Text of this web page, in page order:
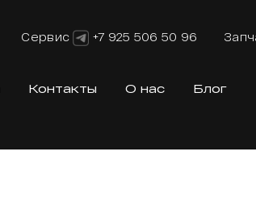
Сервис +7 925 506 50 96
Контакты О нас Блог